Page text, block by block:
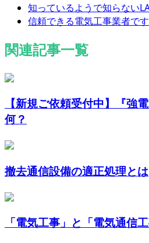
知っているようで知らない
信頼できる電気工事業者です
関連記事一覧
【新規ご依頼受付中】『強
何？
撤去通信設備の適正処理とは
「電気工事」と「電気通信